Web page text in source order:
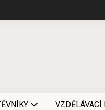
VZDĚLÁVACÍ